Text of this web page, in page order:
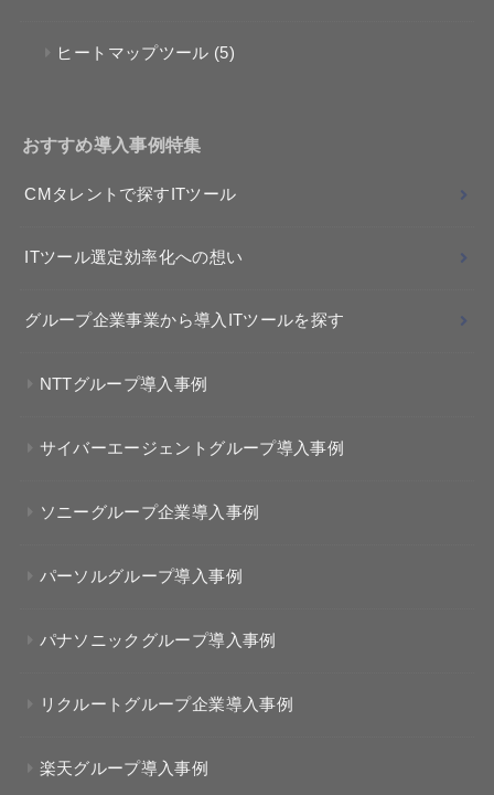
ヒートマップツール (5)
おすすめ導入事例特集
CMタレントで探すITツール
ITツール選定効率化への想い
グループ企業事業から導入ITツールを探す
NTTグループ導入事例
サイバーエージェントグループ導入事例
ソニーグループ企業導入事例
パーソルグループ導入事例
パナソニックグループ導入事例
リクルートグループ企業導入事例
楽天グループ導入事例